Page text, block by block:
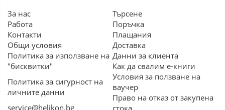
За нас
Работа
Контакти
Общи условия
Политика за използване на
"бисквитки"
Политика за сигурност на
личните данни
service@helikon.bg
Търсене
Поръчка
Плащания
Доставка
Данни за клиента
Как да свалим е-книги
Условия за ползване на
ваучер
Право на отказ от закупена
стока